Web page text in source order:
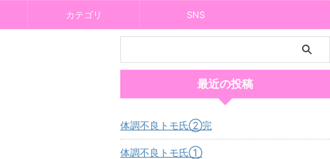
カテゴリ SNS
最近の投稿
体調不良トモ氏②完
体調不良トモ氏①